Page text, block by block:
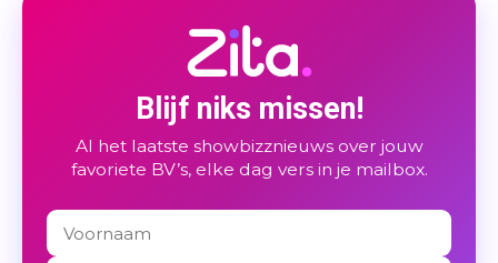
Blijf niks missen!
Al het laatste showbizznieuws over jouw
favoriete BV’s, elke dag vers in je mailbox.